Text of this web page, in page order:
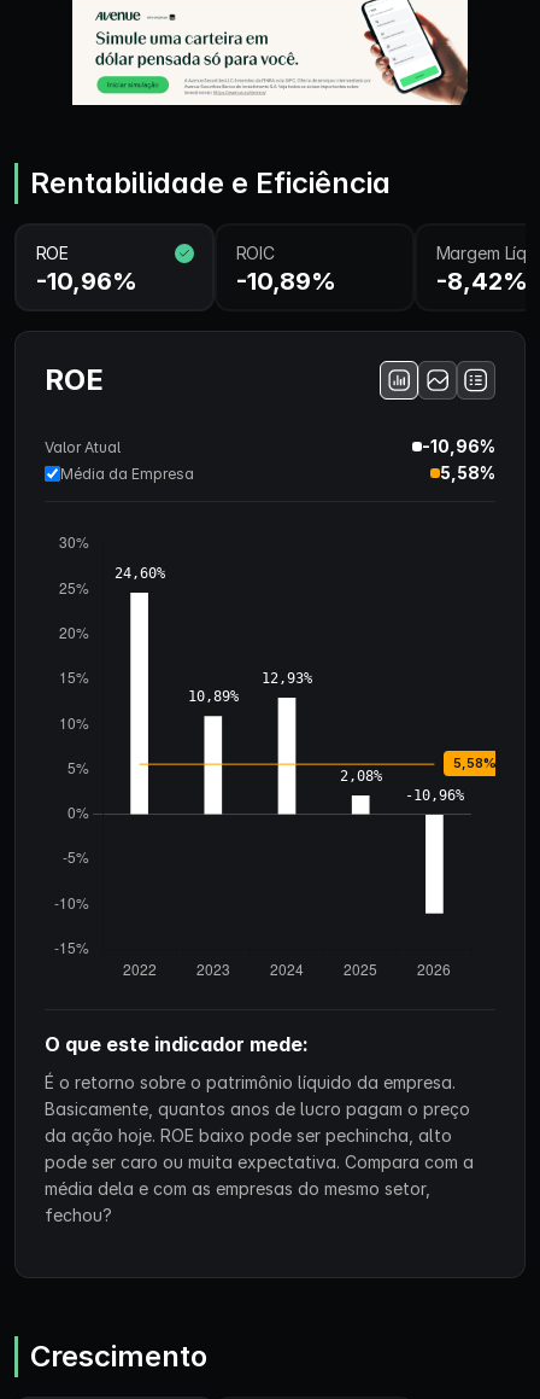
Rentabilidade e Eficiência
ROE
-10,96%
ROIC
-10,89%
Margem
-8,42%
ROE
Valor Atual -10,96%
Média da Empresa 5,58%
O que este indicador mede:
É o retorno sobre o patrimônio líquido da empresa.
Basicamente, quantos anos de lucro pagam o preço
da ação hoje. ROE baixo pode ser pechincha, alto
pode ser caro ou muita expectativa. Compara com a
média dela e com as empresas do mesmo setor,
fechou?
Crescimento